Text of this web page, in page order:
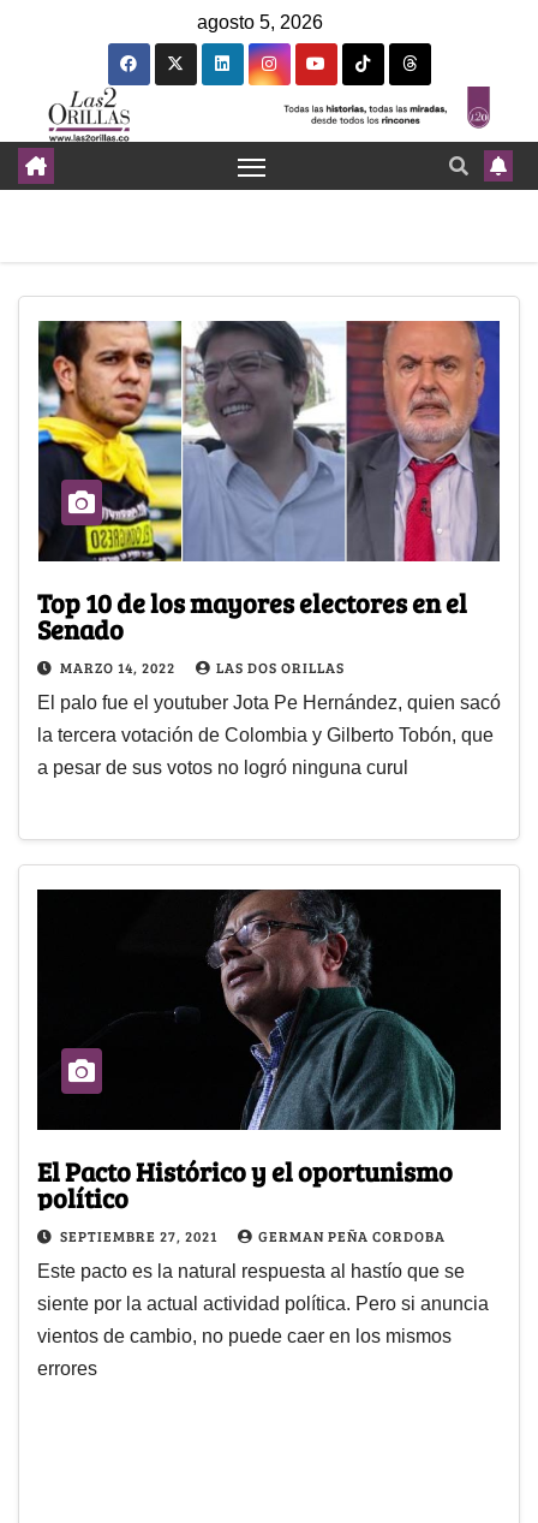
agosto 5, 2026
Top 10 de los mayores electores en el
Senado
MARZO 14, 2022 LAS DOS ORILLAS
El palo fue el youtuber Jota Pe Hernández, quien sacó
la tercera votación de Colombia y Gilberto Tobón, que
a pesar de sus votos no logró ninguna curul
El Pacto Histórico y el oportunismo
político
SEPTIEMBRE 27, 2021 GERMAN PEÑA CORDOBA
Este pacto es la natural respuesta al hastío que se
siente por la actual actividad política. Pero si anuncia
vientos de cambio, no puede caer en los mismos
errores